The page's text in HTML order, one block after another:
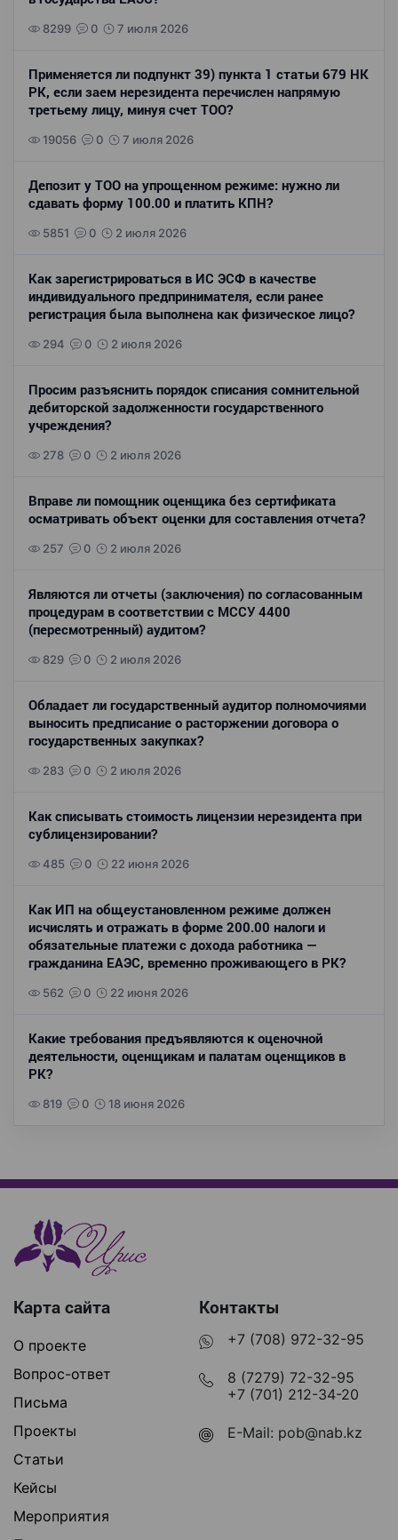
8299 0 7 июля 2026
Применяется ли подпункт 39) пункта 1 статьи 679 НК
РК, если заем нерезидента перечислен напрямую
третьему лицу, минуя счет ТОО?
19056 0 7 июля 2026
Депозит у ТОО на упрощенном режиме: нужно ли
сдавать форму 100.00 и платить КПН?
5851 0 2 июля 2026
Как зарегистрироваться в ИС ЭСФ в качестве
индивидуального предпринимателя, если ранее
регистрация была выполнена как физическое лицо?
294 0 2 июля 2026
Просим разъяснить порядок списания сомнительной
дебиторской задолженности государственного
учреждения?
278 0 2 июля 2026
Вправе ли помощник оценщика без сертификата
осматривать объект оценки для составления отчета?
257 0 2 июля 2026
Являются ли отчеты (заключения) по согласованным
процедурам в соответствии с МССУ 4400
(пересмотренный) аудитом?
829 0 2 июля 2026
Обладает ли государственный аудитор полномочиями
выносить предписание о расторжении договора о
государственных закупках?
283 0 2 июля 2026
Как списывать стоимость лицензии нерезидента при
сублицензировании?
485 0 22 июня 2026
Как ИП на общеустановленном режиме должен
исчислять и отражать в форме 200.00 налоги и
обязательные платежи с дохода работника —
гражданина ЕАЭС, временно проживающего в РК?
562 0 22 июня 2026
Какие требования предъявляются к оценочной
деятельности, оценщикам и палатам оценщиков в
РК?
819 0 18 июня 2026
Карта сайта
О проекте
Вопрос-ответ
Письма
Проекты
Статьи
Кейсы
Мероприятия
Контакты
+7 (708) 972-32-95
8 (7279) 72-32-95
+7 (701) 212-34-20
E-Mail: pob@nab.kz